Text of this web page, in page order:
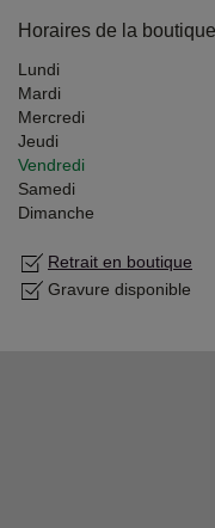
Horaires de la boutique
Lundi
Mardi
Mercredi
Jeudi
Vendredi
Samedi
Dimanche
Retrait en boutique
Gravure disponible